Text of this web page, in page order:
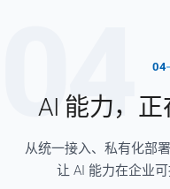
04 04
AI 能力，
从统一接入、私有化部
让 AI 能力在企业